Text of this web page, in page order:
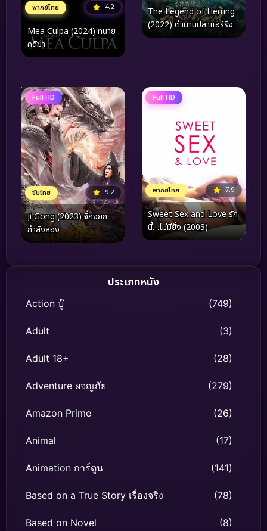
พากย์ไทย 4.2
Mea Culpa (2024) ทนาย
คดีฆ่า
The Legend of Herring
(2022) ตำนานปลาแฮร์ริ่ง
Full HD
ซับไทย 9.2
Ji Gong (2023) จี้กงยก
กำลังสอง
Full HD
พากย์ไทย 7.9
Sweet Sex and Love รัก
นี้…ไม่มียั้ง (2003)
ประเภทหนัง
Action บู๊ (749)
Adult (3)
Adult 18+ (28)
Adventure ผจญภัย (279)
Amazon Prime (26)
Animal (17)
Animation การ์ตูน (141)
Based on a True Story เรื่องจริง (78)
Based on Novel (8)